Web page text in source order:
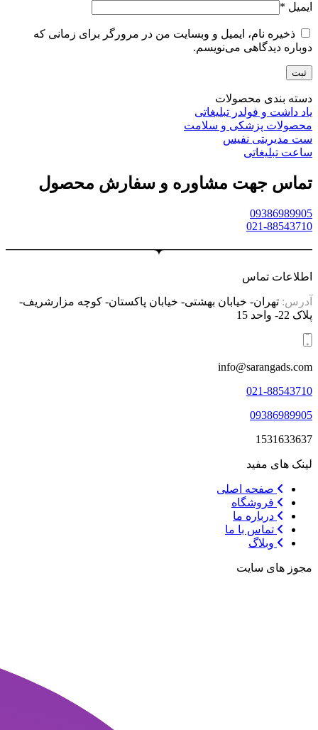
ایمیل *
ذخیره نام، ایمیل و وبسایت من در مرورگر برای زمانی که
دوباره دیدگاهی می‌نویسم.
دسته بندی محصولات
یاد داشت و فولدر تبلیغاتی
محصولات پزشکی و سلامت
ست مدیریتی نفیس
ساعت تبلیغاتی
تماس جهت مشاوره و سفارش محصول
09386989905
021-88543710
اطلاعات تماس
آدرس: تهران- خیابان بهشتی- خیابان پاکستان- کوچه مزارشریف-
پلاک 22- واحد 15
info@sarangads.com
021-88543710
09386989905
1531633637
لینک های مفید
صفحه اصلی
فروشگاه
درباره ما
تماس با ما
وبلاگ
مجوز های سایت